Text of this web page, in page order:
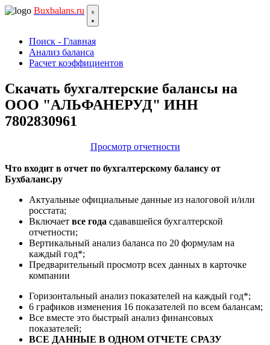
Buxbalans.ru
Поиск - Главная
Анализ баланса
Расчет коэффициентов
Скачать бухгалтерские балансы на
ООО "АЛЬФАНЕРУД" ИНН
7802830961
Просмотр отчетности
Что входит в отчет по бухгалтерскому балансу от
Бухбаланс.ру
Актуальные официальные данные из налоговой и/или
росстата;
Включает все года сдававшейся бухгалтерской
отчетности;
Вертикальный анализ баланса по 20 формулам на
каждый год*;
Предварительный просмотр всех данных в карточке
компании
Горизонтальный анализ показателей на каждый год*;
6 графиков изменения 16 показателей по всем балансам;
Все вместе это быстрый анализ финансовых
показателей;
ВСЕ ДАННЫЕ В ОДНОМ ОТЧЕТЕ СРАЗУ